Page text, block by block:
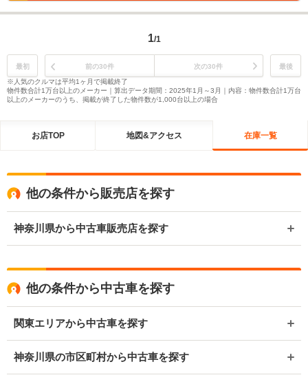
1/1
最初 前の30件 次の30件
最後
※人気のクルマは平均1ヶ月で掲載終了
物件数合計1万台以上のメーカー｜算出データ期間：2025年1月～3月｜内容：物件数合計1万台
以上のメーカーのうち、掲載が終了した物件数が1,000台以上の場合
お店TOP 地図&アクセス 在庫一覧
他の条件から販売店を探す
神奈川県から中古車販売店を探す
他の条件から中古車を探す
関東エリアから中古車を探す
神奈川県の市区町村から中古車を探す